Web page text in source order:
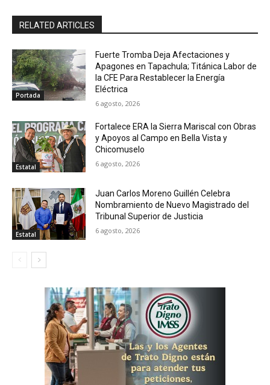
RELATED ARTICLES
Portada
Fuerte Tromba Deja Afectaciones y
Apagones en Tapachula; Titánica Labor de
la CFE Para Restablecer la Energía
Eléctrica
6 agosto, 2026
Estatal
Fortalece ERA la Sierra Mariscal con Obras
y Apoyos al Campo en Bella Vista y
Chicomuselo
6 agosto, 2026
Estatal
Juan Carlos Moreno Guillén Celebra
Nombramiento de Nuevo Magistrado del
Tribunal Superior de Justicia
6 agosto, 2026